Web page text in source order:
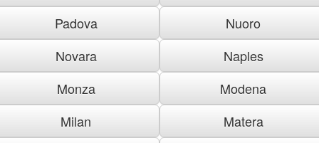
Padova
Nuoro
Novara
Naples
Monza
Modena
Milan
Matera